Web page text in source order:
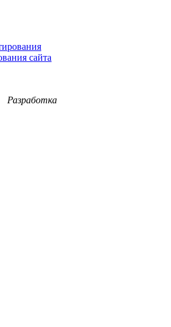
сайта
Разработка